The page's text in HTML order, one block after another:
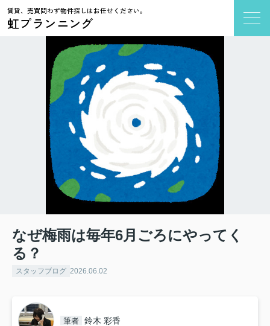
賃貸、売買問わず物件探しはお任せください。
虹プランニング
なぜ梅雨は毎年6月ごろにやってく
る？
スタッフブログ 2026.06.02
筆者 鈴木 彩香